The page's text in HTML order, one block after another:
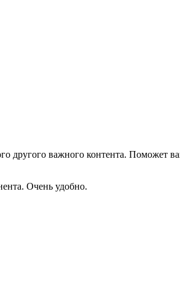
другого важного контента. Поможет
Очень удобно.